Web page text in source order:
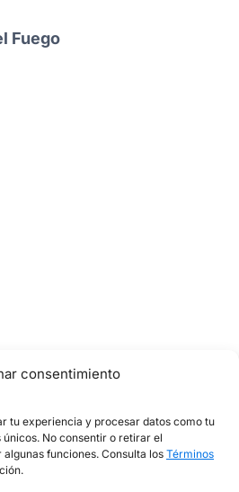
consentimiento
tu experiencia y procesar datos como tu
No consentir o retirar el
funciones. Consulta los Términos
Fuego